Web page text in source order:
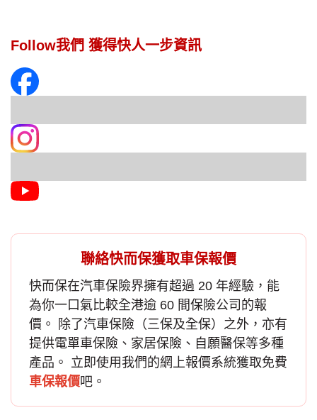
Follow我們 獲得快人一步資訊
聯絡快而保獲取車保報價
快而保在汽車保險界擁有超過 20 年經驗，能
為你一口氣比較全港逾 60 間保險公司的報
價。 除了汽車保險 （三保及全保）之外，亦有
提供電單車保險、家居保險、自願醫保等多種
產品。 立即使用我們的網上報價系統獲取免費
車保報價吧。